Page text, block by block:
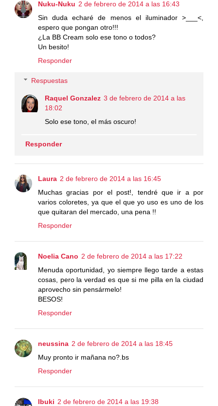
Nuku-Nuku 2 de febrero de 2014 a las 16:43
Sin duda echaré de menos el iluminador >___<,
espero que pongan otro!!!
¿La BB Cream solo ese tono o todos?
Un besito!
Responder
Respuestas
Raquel Gonzalez 3 de febrero de 2014 a las
18:02
Solo ese tono, el más oscuro!
Responder
Laura 2 de febrero de 2014 a las 16:45
Muchas gracias por el post!, tendré que ir a por
varios coloretes, ya que el que yo uso es uno de los
que quitaran del mercado, una pena !!
Responder
Noelia Cano 2 de febrero de 2014 a las 17:22
Menuda oportunidad, yo siempre llego tarde a estas
cosas, pero la verdad es que si me pilla en la ciudad
aprovecho sin pensármelo!
BESOS!
Responder
neussina 2 de febrero de 2014 a las 18:45
Muy pronto ir mañana no?.bs
Responder
Ibuki 2 de febrero de 2014 a las 19:38